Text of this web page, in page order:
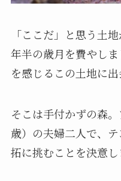
「ここだ」と思う土
年半の歳月を費やし
を感じるこの土地に出
そこは手付かずの森
歳）の夫婦二人で、
拓に挑むことを決意し